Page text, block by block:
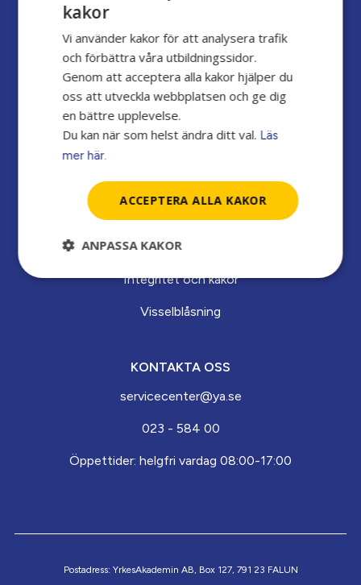
Arbets­marknads­­utbildningar
OM YRKESAKADEMIN
Om oss
Lediga tjänster
UPPDRAG OCH ANSVAR
Planer och policydokument
Integritet och kakor
Visselblåsning
KONTAKTA OSS
servicecenter@ya.se
023 - 584 00
Öppettider: helgfri vardag 08:00-17:00
Postadress: YrkesAkademin AB, Box 127, 791 23 FALUN
kakor
Vi använder kakor för att analysera trafik
och förbättra våra utbildningssidor.
Genom att acceptera alla kakor hjälper du
oss att utveckla webbplatsen och ge dig
en bättre upplevelse.
Du kan när som helst ändra ditt val. Läs
mer här.
ACCEPTERA ALLA KAKOR
ANPASSA KAKOR